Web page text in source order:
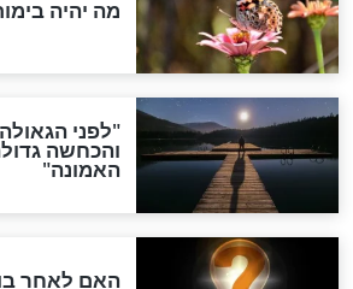
רק בעולם
לא נבנה
חדשות